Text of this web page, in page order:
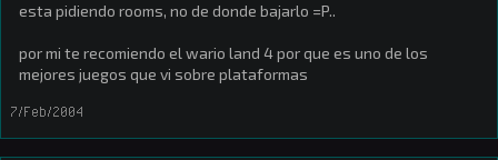
esta pidiendo rooms, no de donde bajarlo =P..
por mi te recomiendo el wario land 4 por que es uno de los
mejores juegos que vi sobre plataformas
7/Feb/2004